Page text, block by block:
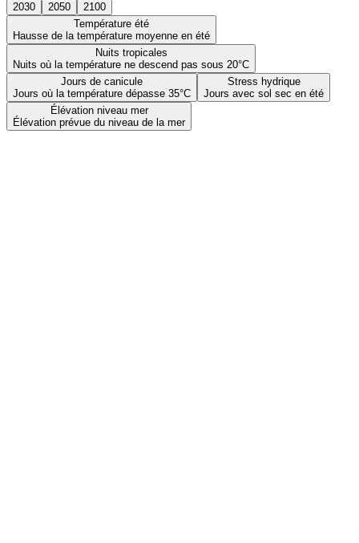
2030 2050
2100
Température été
Hausse de la température moyenne en été
Nuits tropicales
Nuits où la température ne descend pas sous 20°C
Jours de canicule
Jours où la température dépasse 35°C
Stress hydrique
Jours avec sol sec en été
Élévation niveau mer
Élévation prévue du niveau de la mer